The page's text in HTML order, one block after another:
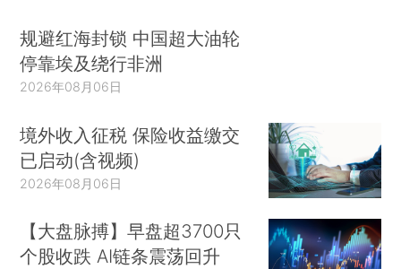
规避红海封锁 中国超大油轮
停靠埃及绕行非洲
2026年08月06日
境外收入征税 保险收益缴交
已启动(含视频)
2026年08月06日
【大盘脉搏】早盘超3700只
个股收跌 AI链条震荡回升